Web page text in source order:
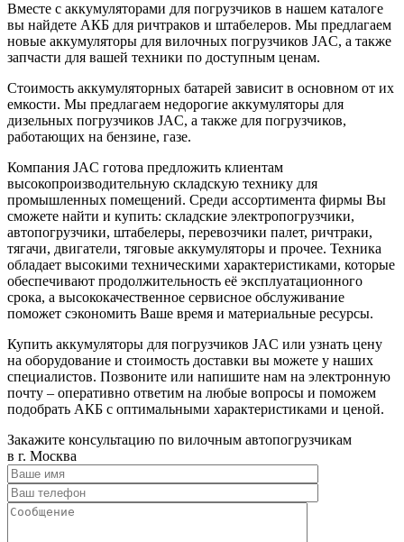
Вместе с аккумуляторами для погрузчиков в нашем каталоге
вы найдете АКБ для ричтраков и штабелеров. Мы предлагаем
новые аккумуляторы для вилочных погрузчиков JAC, а также
запчасти для вашей техники по доступным ценам.
Стоимость аккумуляторных батарей зависит в основном от их
емкости. Мы предлагаем недорогие аккумуляторы для
дизельных погрузчиков JAC, а также для погрузчиков,
работающих на бензине, газе.
Компания JAC готова предложить клиентам
высокопроизводительную складскую технику для
промышленных помещений. Среди ассортимента фирмы Вы
сможете найти и купить: складские электропогрузчики,
автопогрузчики, штабелеры, перевозчики палет, ричтраки,
тягачи, двигатели, тяговые аккумуляторы и прочее. Техника
обладает высокими техническими характеристиками, которые
обеспечивают продолжительность её эксплуатационного
срока, а высококачественное сервисное обслуживание
поможет сэкономить Ваше время и материальные ресурсы.
Купить аккумуляторы для погрузчиков JAC или узнать цену
на оборудование и стоимость доставки вы можете у наших
специалистов. Позвоните или напишите нам на электронную
почту – оперативно ответим на любые вопросы и поможем
подобрать АКБ с оптимальными характеристиками и ценой.
Закажите консультацию по вилочным автопогрузчикам
в г. Москва